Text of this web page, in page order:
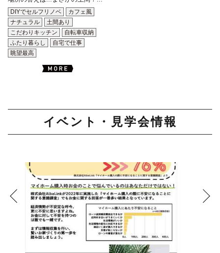
DIYでセルフリノベ
カフェ風
ナチュラル
土間あり
こだわりキッチン
自転車収納
ふたり暮らし
自宅で仕事
眺望最高
イベント・見学会情報